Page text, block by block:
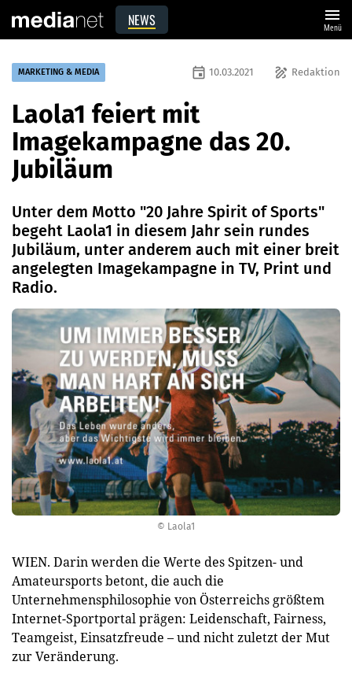
NEWS menu
Menü
© Laola1
MARKETING & MEDIA draw Redaktion
event 10.03.2021
Laola1 feiert mit
Imagekampagne das 20.
Jubiläum
Unter dem Motto "20 Jahre Spirit of Sports"
begeht Laola1 in diesem Jahr sein rundes
Jubiläum, unter anderem auch mit einer breit
angelegten Imagekampagne in TV, Print und
Radio.
WIEN. Darin werden die Werte des Spitzen- und
Amateursports betont, die auch die
Unternehmensphilosophie von Österreichs größtem
Internet-Sportportal prägen: Leidenschaft, Fairness,
Teamgeist, Einsatzfreude – und nicht zuletzt der Mut
zur Veränderung.